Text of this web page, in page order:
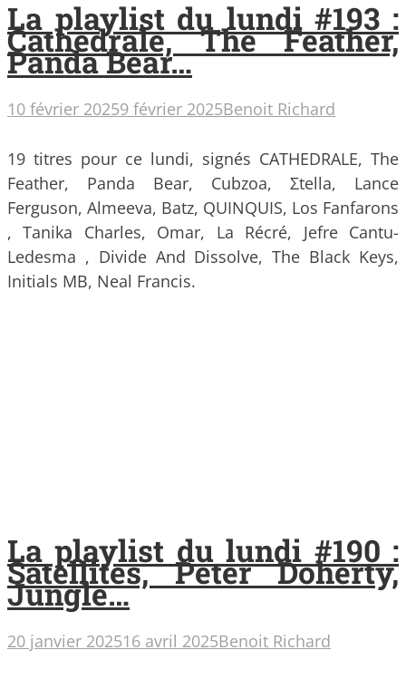
La playlist du lundi #193 :
Cathedrale, The Feather,
Panda Bear…
10 février 20259 février 2025Benoit Richard
19 titres pour ce lundi, signés CATHEDRALE, The
Feather, Panda Bear, Cubzoa, Σtella, Lance
Ferguson, Almeeva, Batz, QUINQUIS, Los Fanfarons
, Tanika Charles, Omar, La Récré, Jefre Cantu-
Ledesma , Divide And Dissolve, The Black Keys,
Initials MB, Neal Francis.
La playlist du lundi #190 :
Satellites, Peter Doherty,
Jungle…
20 janvier 202516 avril 2025Benoit Richard